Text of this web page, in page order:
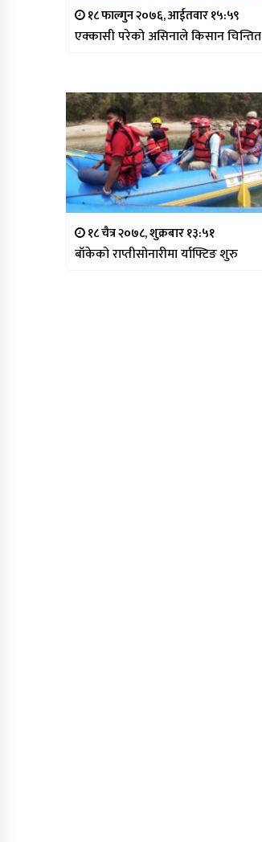
१८ फाल्गुन २०७६, आईतवार १५:५९
एक्कासी परेको असिनाले किसान चिन्तित
१८ चैत्र २०७८, शुक्रबार १३:५१
बाँकेको राप्तीसोनारीमा र्याफ्टिङ शुरु